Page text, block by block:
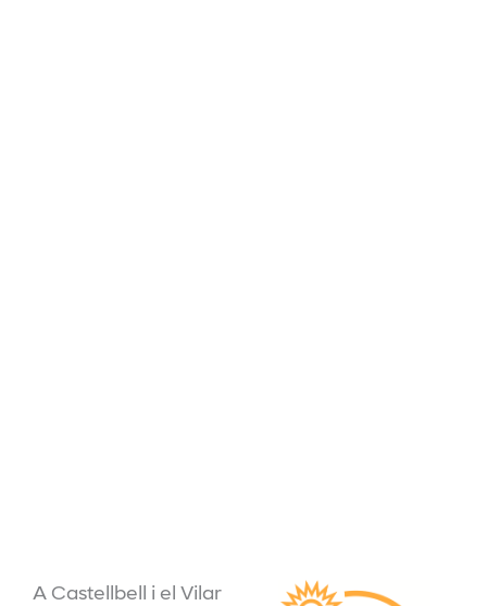
A Castellbell i el Vilar